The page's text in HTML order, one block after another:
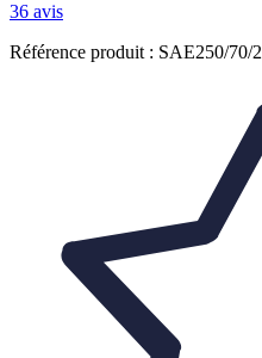
36 avis
Référence produit : SAE250/70/2